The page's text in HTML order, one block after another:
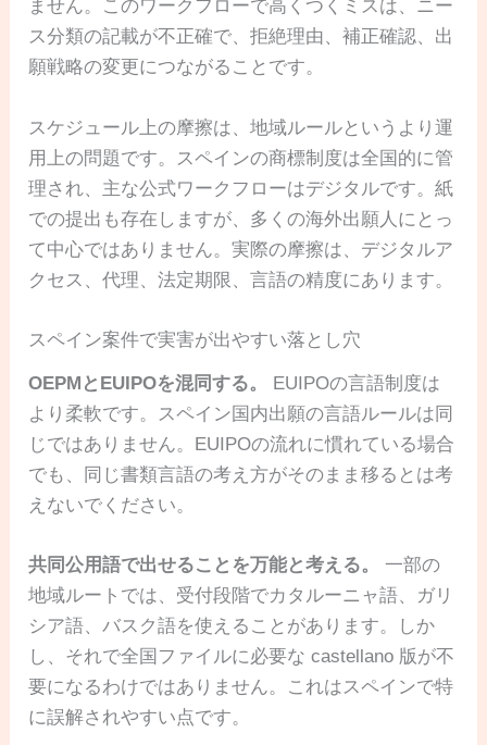
ません。このワークフローで高くつくミスは、ニー
ス分類の記載が不正確で、拒絶理由、補正確認、出
願戦略の変更につながることです。
スケジュール上の摩擦は、地域ルールというより運
用上の問題です。スペインの商標制度は全国的に管
理され、主な公式ワークフローはデジタルです。紙
での提出も存在しますが、多くの海外出願人にとっ
て中心ではありません。実際の摩擦は、デジタルア
クセス、代理、法定期限、言語の精度にあります。
スペイン案件で実害が出やすい落とし穴
OEPMとEUIPOを混同する。
EUIPOの言語制度は
より柔軟です。スペイン国内出願の言語ルールは同
じではありません。EUIPOの流れに慣れている場合
でも、同じ書類言語の考え方がそのまま移るとは考
えないでください。
共同公用語で出せることを万能と考える。
一部の
地域ルートでは、受付段階でカタルーニャ語、ガリ
シア語、バスク語を使えることがあります。しか
し、それで全国ファイルに必要な castellano 版が不
要になるわけではありません。これはスペインで特
に誤解されやすい点です。